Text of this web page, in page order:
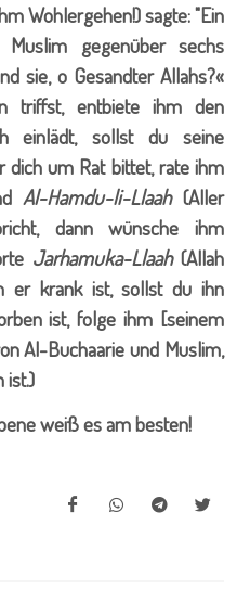
Wohlergehen!) sagte: "Ein
gegenüber sechs
sie, o Gesandter Allahs?«
triffst, entbiete ihm den
einlädt, sollst du seine
dich um Rat bittet, rate ihm
Al-Hamdu-li-Llaah(Aller
dann wünsche ihm
Jarhamuka-Llaah(Allah
er krank ist, sollst du ihn
ist, folge ihm [seinem
Al-Buchaarie und Muslim,
ist.)
weiß es am besten!